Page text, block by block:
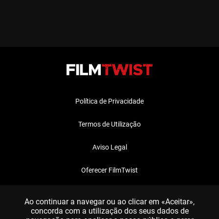
Política de Privacidade
Termos de Utilização
Aviso Legal
Oferecer FilmTwist
Ao continuar a navegar ou ao clicar em «Aceitar»,
concorda com a utilização dos seus dados de